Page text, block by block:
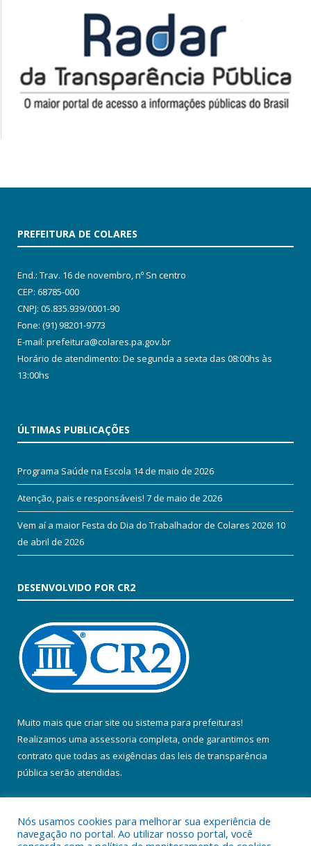
PREFEITURA DE COLARES
End.: Trav. 16 de novembro, nº Sn centro
CEP: 68785-000
CNPJ: 05.835.939/0001-90
Fone: (91) 98201-9773
E-mail: prefeitura@colares.pa.gov.br
Horário de atendimento: De segunda a sexta das 08:00hs às
13:00hs
ÚLTIMAS PUBLICAÇÕES
Programa Saúde na Escola 14 de maio de 2026
Atenção, pais e responsáveis! 7 de maio de 2026
Vem aí a maior Festa do Dia do Trabalhador de Colares 2026! 10
de abril de 2026
DESENVOLVIDO POR CR2
Muito mais que criar site ou sistema para prefeituras!
Realizamos uma assessoria completa, onde garantimos em
contrato que todas as exigências das leis de transparência
pública serão atendidas.
Nós usamos cookies para melhorar sua experiência de
navegação no portal. Ao utilizar nosso portal, você